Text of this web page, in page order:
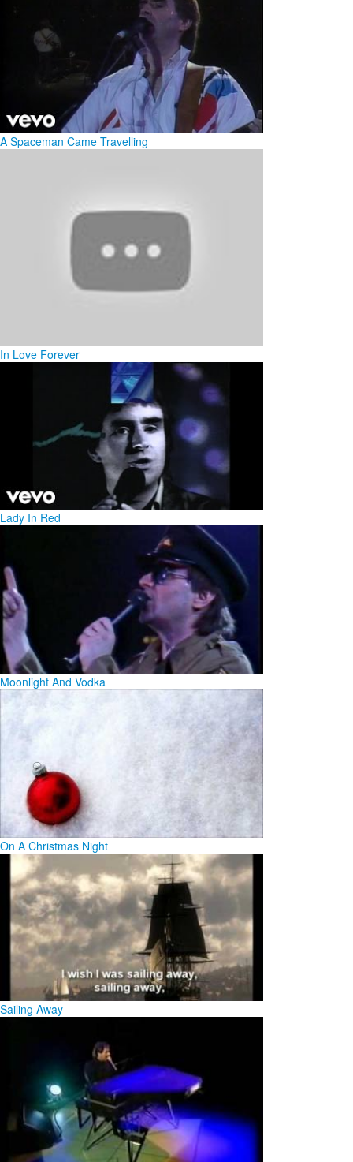
A Spaceman Came Travelling
In Love Forever
Lady In Red
Moonlight And Vodka
On A Christmas Night
Sailing Away